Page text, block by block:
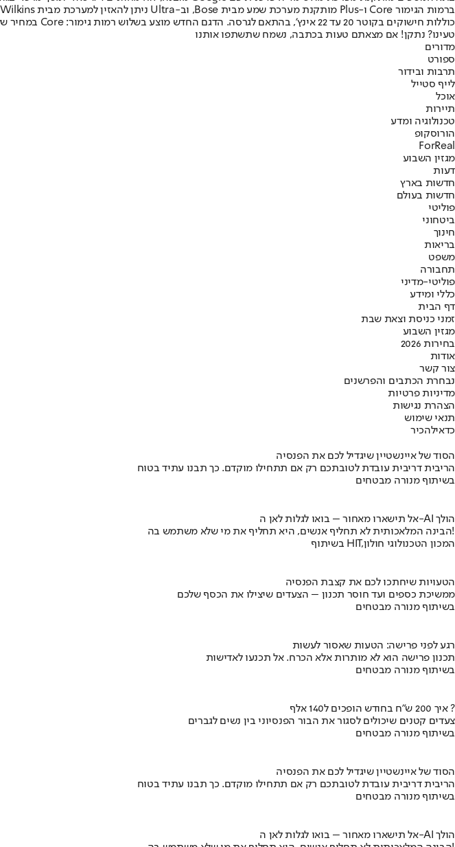
כוללות חישוקים בקוטר 20 עד 22 אינץ’, בהתאם לגרסה. הדגם החדש מוצע בשלוש רמות גימור: Core במחיר של 420,000 שקלים, Plus במחיר של 460,000 שקלים ו-Ultra במחיר של 540,000 שקלים.
טעינו? נתקן! אם מצאתם טעות בכתבה, נשמח שתשתפו אותנו
מדורים
ספורט
תרבות ובידור
לייף סטייל
אוכל
תיירות
טכנולוגיה ומדע
הורוסקופ
ForReal
מגזין השבוע
דעות
חדשות בארץ
חדשות בעולם
פוליטי
ביטחוני
חינוך
בריאות
משפט
תחבורה
פוליטי-מדיני
כללי ומידע
דף הבית
זמני כניסת וצאת שבת
מגזין השבוע
בחירות 2026
אודות
צור קשר
נבחרת הכתבים והפרשנים
מדיניות פרטיות
הצהרת נגישות
תנאי שימוש
כדאילהכיר
הסוד של איינשטיין שיגדיל לכם את הפנסיה
הריבית דריבית עובדת לטובתכם רק אם תתחילו מוקדם. כך תבנו עתיד בטוח
בשיתוף מנורה מבטחים
אל תישארו מאחור – בואו לגלות לאן ה-AI הולך
הבינה המלאכותית לא תחליף אנשים, היא תחליף את מי שלא משתמש בה!
בשיתוף HIT,המכון הטכנולוגי חולון
הטעויות שיחתכו לכם את קצבת הפנסיה
ממשיכת כספים ועד חוסר תכנון – הצעדים שיצילו את הכסף שלכם
בשיתוף מנורה מבטחים
רגע לפני פרישה: הטעות שאסור לעשות
תכנון פרישה הוא לא מותרות אלא הכרח. אל תכנעו לאדישות
בשיתוף מנורה מבטחים
איך 200 ש"ח בחודש הופכים ל140 אלף ?
צעדים קטנים שיכולים לסגור את הבור הפנסיוני בין נשים לגברים
בשיתוף מנורה מבטחים
הסוד של איינשטיין שיגדיל לכם את הפנסיה
הריבית דריבית עובדת לטובתכם רק אם תתחילו מוקדם. כך תבנו עתיד בטוח
בשיתוף מנורה מבטחים
אל תישארו מאחור – בואו לגלות לאן ה-AI הולך